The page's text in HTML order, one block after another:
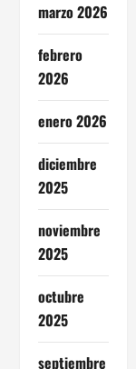
marzo 2026
febrero
2026
enero 2026
diciembre
2025
noviembre
2025
octubre
2025
septiembre